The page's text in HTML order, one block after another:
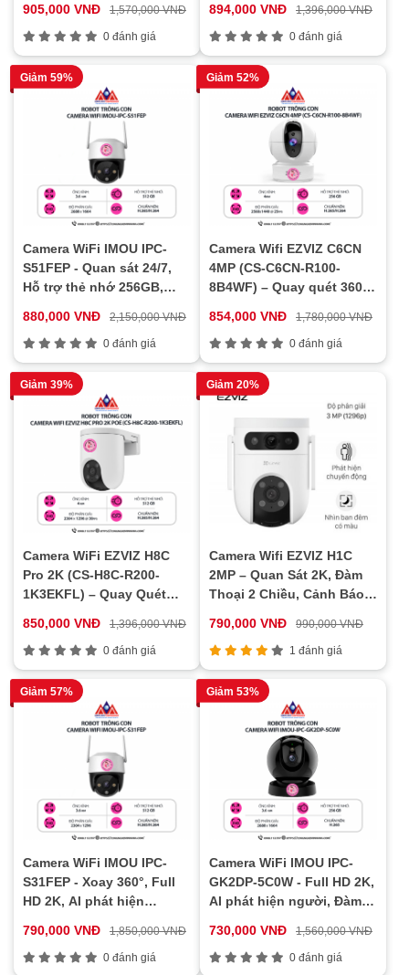
người, Ghi hình siêu nét
905,000 VNĐ 1,570,000 VNĐ
0 đánh giá
Có Màu Ban Đêm, Chống
Nước IP65
894,000 VNĐ 1,396,000 VNĐ
0 đánh giá
Giảm 59%
Camera WiFi IMOU IPC-
S51FEP - Quan sát 24/7,
Hỗ trợ thẻ nhớ 256GB,
880,000 VNĐ 2,150,000 VNĐ
0 đánh giá
Giảm 52%
Camera Wifi EZVIZ C6CN
4MP (CS-C6CN-R100-
8B4WF) – Quay quét 360°,
hiện người, Hồng ngoại
ban đêm
854,000 VNĐ 1,780,000 VNĐ
0 đánh giá
Giảm 39%
Camera WiFi EZVIZ H8C
Pro 2K (CS-H8C-R200-
1K3EKFL) – Quay Quét
Đàm Thoại 2 Chiều, Cảnh
Báo Thông Minh, Chống
Nước Chuẩn IP65
850,000 VNĐ 1,396,000 VNĐ
0 đánh giá
Giảm 20%
Camera Wifi EZVIZ H1C
2MP – Quan Sát 2K, Đàm
Thoại 2 Chiều, Cảnh Báo
790,000 VNĐ 990,000 VNĐ
1 đánh giá
Giảm 57%
Camera WiFi IMOU IPC-
S31FEP - Xoay 360°, Full
HD 2K, AI phát hiện
790,000 VNĐ 1,850,000 VNĐ
0 đánh giá
Giảm 53%
Camera WiFi IMOU IPC-
GK2DP-5C0W - Full HD 2K,
AI phát hiện người, Đàm
730,000 VNĐ 1,560,000 VNĐ
0 đánh giá